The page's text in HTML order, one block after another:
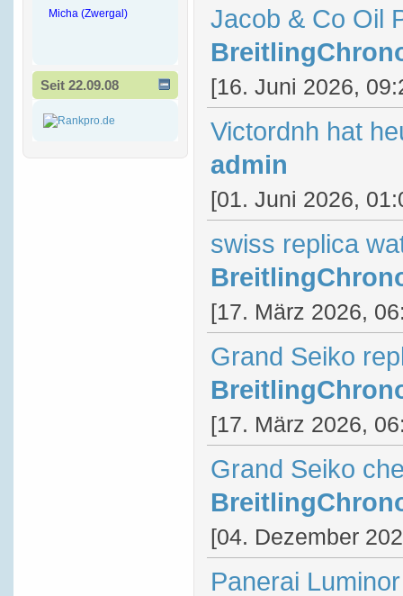
Micha (Zwergal)
Seit 22.09.08
Jacob & Co Oil
[16. Juni 2026,
Victordnh hat
admin
[01. Juni 2026,
swiss replica
[17. März 2026,
Grand Seiko
[17. März 2026,
Grand Seiko
[04. Dezember
Panerai